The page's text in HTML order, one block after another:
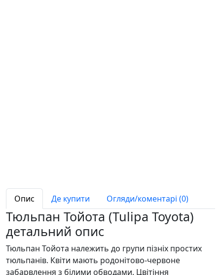
Опис Де купити Огляди/коментарі (0)
Тюльпан Тойота (Tulipa Toyota)
детальний опис
Тюльпан Тойота належить до групи пізніх простих
тюльпанів. Квіти мають родонітово-червоне
забарвлення з білими обводами. Цвітіння